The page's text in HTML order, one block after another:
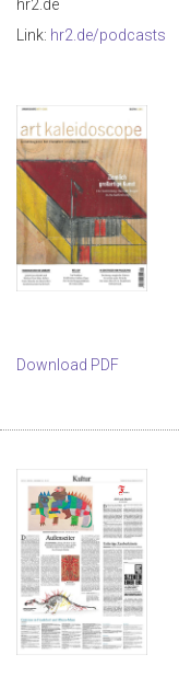
hr2.de
Link: hr2.de/podcasts
Download PDF